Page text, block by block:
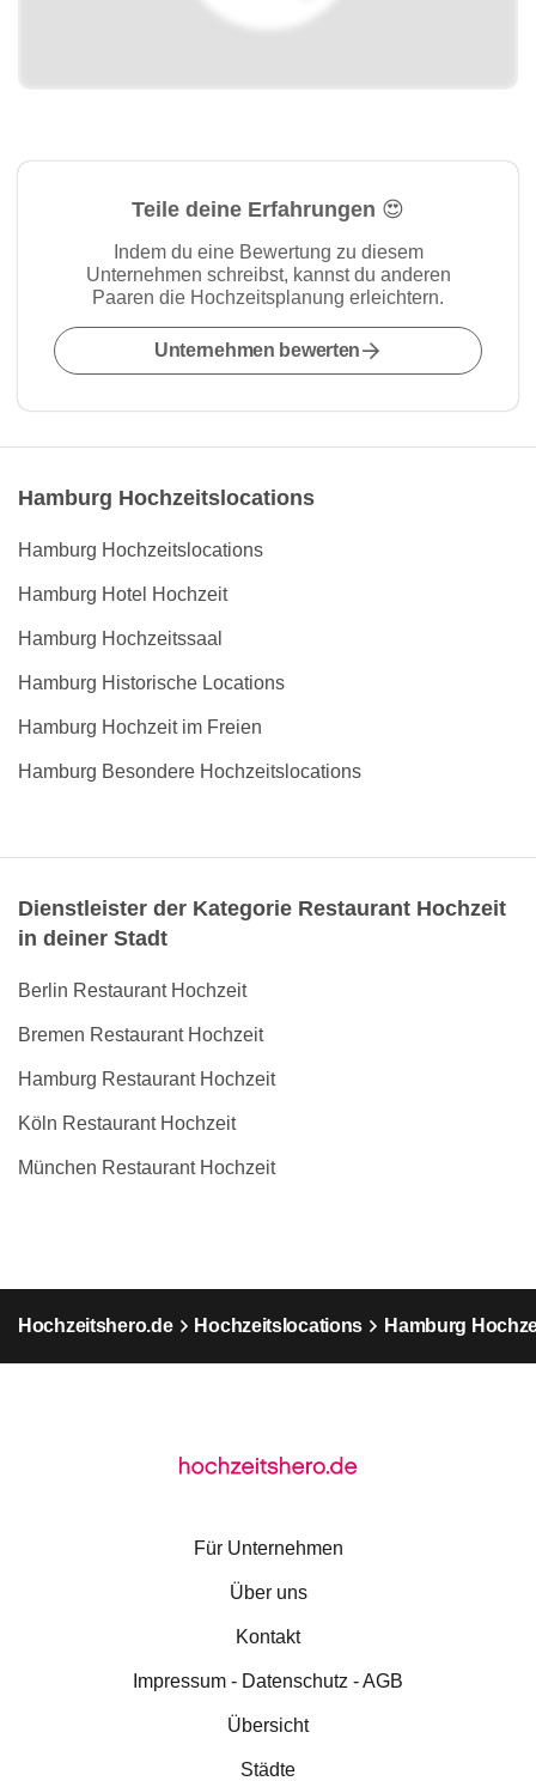
Teile deine Erfahrungen 😍
Indem du eine Bewertung zu diesem
Unternehmen schreibst, kannst du anderen
Paaren die Hochzeitsplanung erleichtern.
Unternehmen bewerten
Hamburg Hochzeitslocations
Hamburg Hochzeitslocations
Hamburg Hotel Hochzeit
Hamburg Hochzeitssaal
Hamburg Historische Locations
Hamburg Hochzeit im Freien
Hamburg Besondere Hochzeitslocations
Dienstleister der Kategorie Restaurant Hochzeit
in deiner Stadt
Berlin Restaurant Hochzeit
Bremen Restaurant Hochzeit
Hamburg Restaurant Hochzeit
Köln Restaurant Hochzeit
München Restaurant Hochzeit
Hochzeitshero.de Hochzeitslocations Hamburg
Für Unternehmen
Über uns
Kontakt
Impressum - Datenschutz - AGB
Übersicht
Städte